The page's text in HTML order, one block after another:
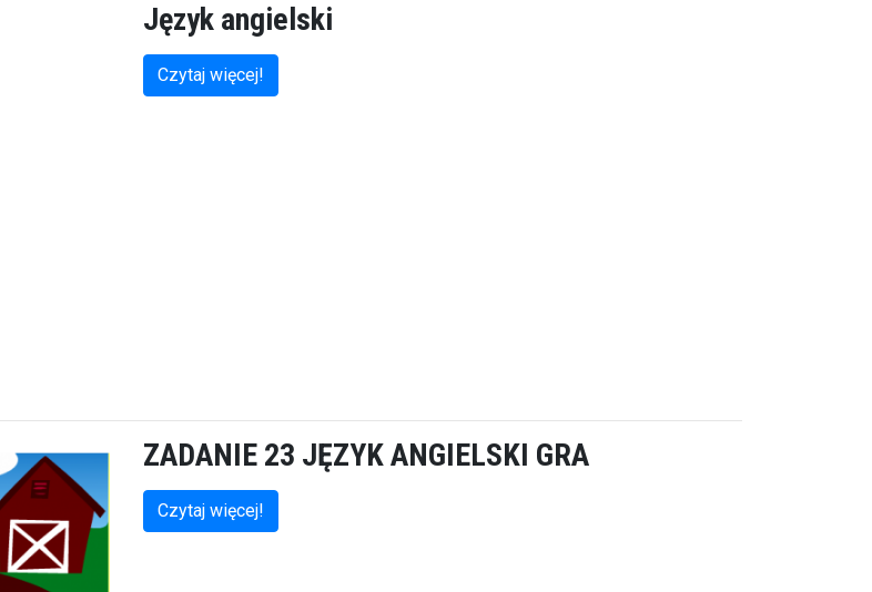
Język angielski
Czytaj więcej!
ZADANIE 23 JĘZYK ANGIELSKI GRA
Czytaj więcej!